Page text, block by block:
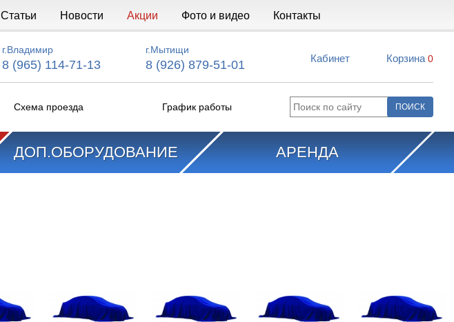
Статьи Новости Акции Фото и видео Контакты
г.Владимир
8 (965) 114-71-13
г.Мытищи
8 (926) 879-51-01 Кабинет Корзина 0
Схема проезда График работы
ДОП.ОБОРУДОВАНИЕ АРЕНДА